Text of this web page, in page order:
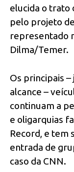
elucida o trato
pelo projeto
representado
Dilma/Temer.
Os principais
alcance –
continuam a
e oligarquias
Record, e tem
entrada de
caso da CNN.